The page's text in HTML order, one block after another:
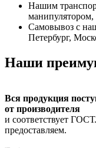
Нашим
манипулятором,
Самовывоз с
Петербург,
Наши
Вся продукция
от производителя
и соответствует
предоставляем.